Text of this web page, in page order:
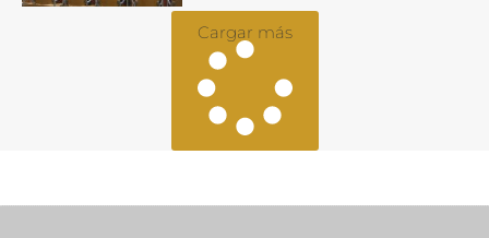
Cargar más